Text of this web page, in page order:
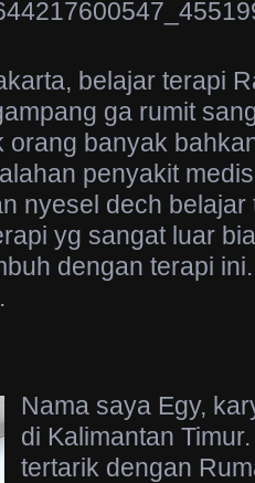
belajar terapi
ga rumit
orang banyak
penyakit
nyesel dech
yg sangat luar
dengan terapi
Nama saya Egy,
di Kalimantan
tertarik dengan